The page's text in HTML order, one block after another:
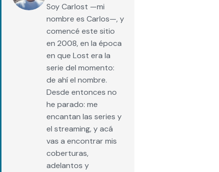
Soy Carlost —mi
nombre es Carlos—, y
comencé este sitio
en 2008, en la época
en que Lost era la
serie del momento:
de ahí el nombre.
Desde entonces no
he parado: me
encantan las series y
el streaming, y acá
vas a encontrar mis
coberturas,
adelantos y